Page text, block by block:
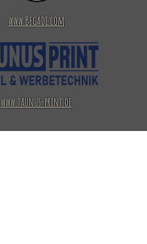
www.Begadi.com
www.taunus-print.de